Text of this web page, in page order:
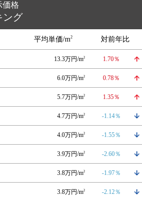
価格
ング
平均単価/m2 対前年比
13.3万円/m2 1.70％
6.0万円/m2 0.78％
5.7万円/m2 1.35％
4.7万円/m2 -1.14％
4.0万円/m2 -1.55％
3.9万円/m2 -2.60％
3.8万円/m2 -1.97％
3.8万円/m2 -2.12％